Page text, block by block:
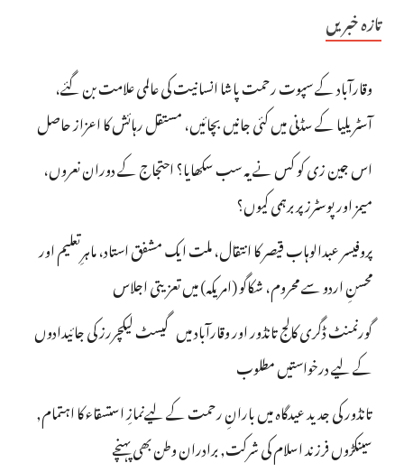
تازہ خبریں
وقارآباد کے سپوت رحمت پاشا انسانیت کی عالمی علامت بن گئے،
آسٹریلیا کے سڈنی میں کئی جانیں بچائیں، مستقل رہائش کا اعزاز حاصل
اس جین زی کو کس نے یہ سب سکھایا؟ احتجاج کے دوران نعروں،
میمز اور پوسٹرز پر برہمی کیوں؟
پروفیسر عبدالوہاب قیصر کا انتقال، ملت ایک مشفق استاد، ماہرِتعلیم اور
محسنِ اردو سے محروم، شکاگو (امریکہ) میں تعزیتی اجلاس
گورنمنٹ ڈگری کالج تانڈور اور وقارآباد میں گیسٹ لیکچررز کی جائیدادوں
کے لیے درخواستیں مطلوب
تانڈور کی جدید عیدگاہ میں بارانِ رحمت کے لیےنمازِ استسقاء کا اہتمام,
سینکڑوں فرزند اسلام کی شرکت, برادران وطن بھی پہنچے